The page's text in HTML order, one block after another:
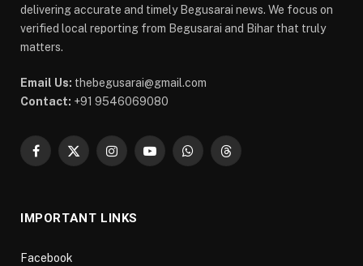
delivering accurate and timely Begusarai news. We focus on
verified local reporting from Begusarai and Bihar that truly
matters.
Email Us: thebegusarai@gmail.com
Contact: +91 9546069080
Facebook
X
InstagramYouTubeWhatsAppThreads
IMPORTANT LINKS
Facebook